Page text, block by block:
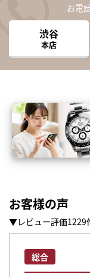
お電
渋谷
本店
お客様の声
▼レビュー評価1229
総合